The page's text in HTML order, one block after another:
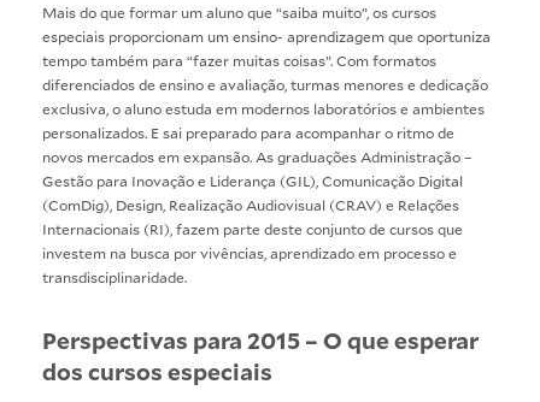
Mais do que formar um aluno que “saiba muito”, os cursos
especiais proporcionam um ensino- aprendizagem que oportuniza
tempo também para “fazer muitas coisas”. Com formatos
diferenciados de ensino e avaliação, turmas menores e dedicação
exclusiva, o aluno estuda em modernos laboratórios e ambientes
personalizados. E sai preparado para acompanhar o ritmo de
novos mercados em expansão. As graduações Administração –
Gestão para Inovação e Liderança (GIL), Comunicação Digital
(ComDig), Design, Realização Audiovisual (CRAV) e Relações
Internacionais (RI), fazem parte deste conjunto de cursos que
investem na busca por vivências, aprendizado em processo e
transdisciplinaridade.
Perspectivas para 2015 – O que esperar
dos cursos especiais